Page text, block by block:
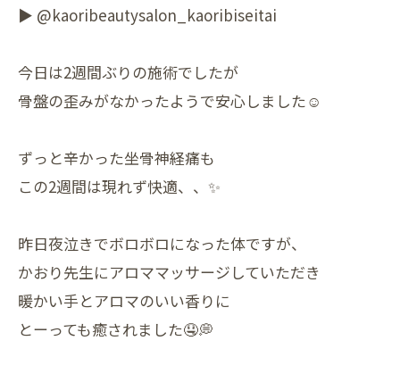
▶︎ @kaoribeautysalon_kaoribiseitai
今日は2週間ぶりの施術でしたが
骨盤の歪みがなかったようで安心しました☺️
ずっと辛かった坐骨神経痛も
この2週間は現れず快適、、✨
昨日夜泣きでボロボロになった体ですが、
かおり先生にアロママッサージしていただき
暖かい手とアロマのいい香りに
とーっても癒されました🤤💭